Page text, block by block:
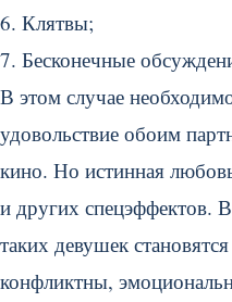
6. Клятвы;
7. Бесконечные
В этом случае
удовольствие обоим
кино. Но истинная
и других спецэффектов.
таких девушек
конфликтны,